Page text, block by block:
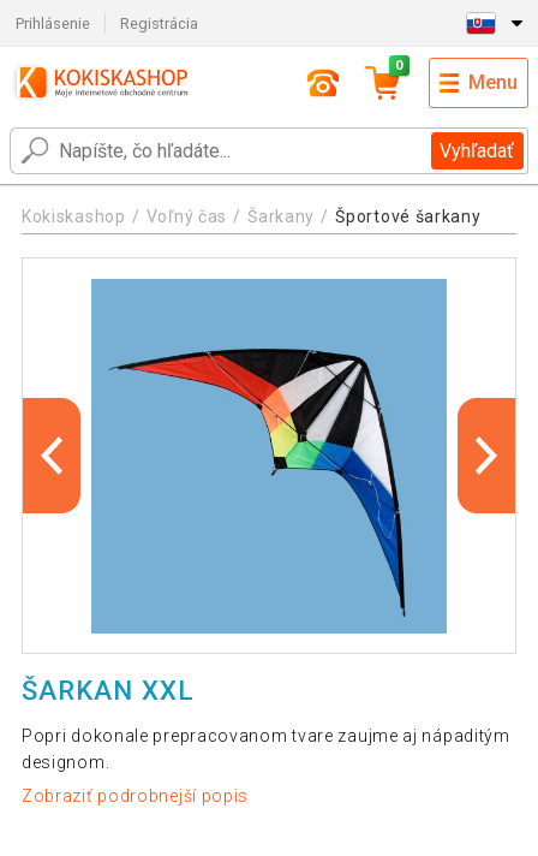
Prihlásenie Registrácia
Vyhľadať
0
Menu
Kokiskashop Voľný čas Šarkany Športové šarkany
ŠARKAN XXL
Popri dokonale prepracovanom tvare zaujme aj nápaditým
designom.
Zobraziť podrobnejší popis